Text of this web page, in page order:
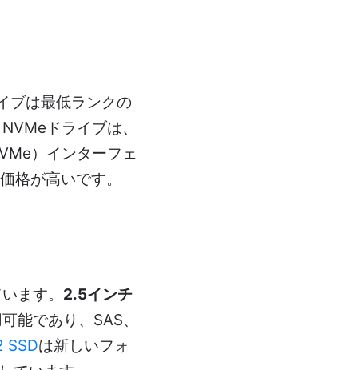
ブは最低ランクの
ドライブは、
）インターフェ
格が高いです。
ます。 2.5インチ
能であり、SAS、
SSDは新しいフォ